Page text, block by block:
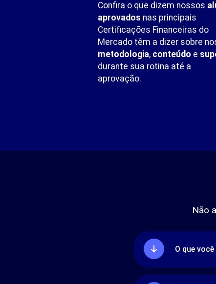
Confira o que dizem nossos
aprovados nas principais
Certificações Financeiras do
Mercado têm a dizer sobre
metodologia, conteúdo e
durante sua rotina até a
aprovação.
Não
O que